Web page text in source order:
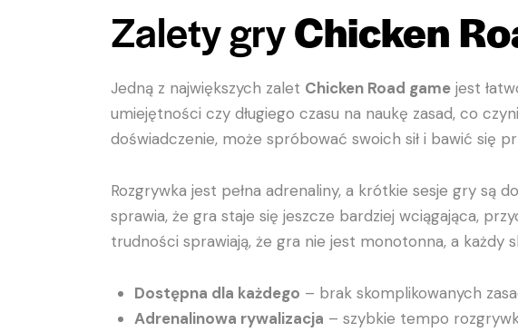
Zalety gryChicken
Jedną z największych zalet Chicken Road game jest
umiejętności czy długiego czasu na naukę zasad, co
doświadczenie, może spróbować swoich sił i bawić się
Rozgrywka jest pełna adrenaliny, a krótkie sesje gry są
sprawia, że gra staje się jeszcze bardziej wciągająca,
trudności sprawiają, że gra nie jest monotonna, a każdy
Dostępna dla każdego – brak skomplikowanych
Adrenalinowa rywalizacja – szybkie tempo